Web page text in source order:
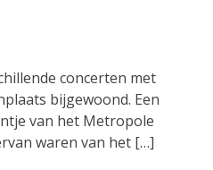
concerten met
bijgewoond. Een
van het Metropole
waren van het […]